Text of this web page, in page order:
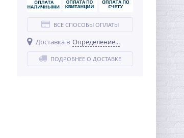
ВСЕ СПОСОБЫ ОПЛАТЫ
Доставка в Определение...
ПОДРОБНЕЕ О ДОСТАВКЕ